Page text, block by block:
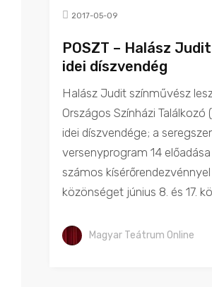
2017-05-09
POSZT – Halász
idei díszvendég
Halász Judit színművész
Országos Színházi Találkozó
idei díszvendége; a
versenyprogram 14
számos
közönséget június 8. és 17.
Magyar Teátrum Online